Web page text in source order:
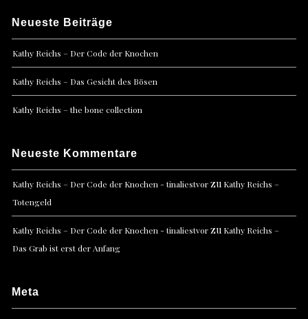
Neueste Beiträge
Kathy Reichs – Der Code der Knochen
Kathy Reichs – Das Gesicht des Bösen
Kathy Reichs – the bone collection
Neueste Kommentare
Kathy Reichs – Der Code der Knochen - tinaliestvorzu Kathy Reichs –
Totengeld
Kathy Reichs – Der Code der Knochen - tinaliestvorzu Kathy Reichs –
Das Grab ist erst der Anfang
Meta